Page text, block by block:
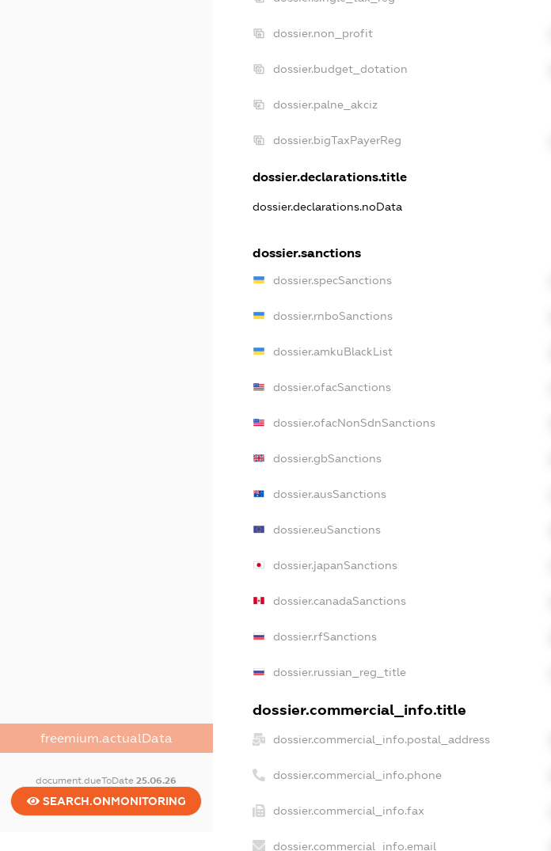
freemium.actualData
document.dueToDate25.06.26
SEARCH.ONMONITORING
dossier.non_profit
dossier.budget_dotation
dossier.palne_akciz
dossier.bigTaxPayerReg
dossier.declarations.title
dossier.declarations.noData
dossier.sanctions
dossier.specSanctions
dossier.rnboSanctions
dossier.amkuBlackList
dossier.ofacSanctions
dossier.ofacNonSdnSanctions
dossier.gbSanctions
dossier.ausSanctions
dossier.euSanctions
dossier.japanSanctions
dossier.canadaSanctions
dossier.rfSanctions
dossier.russian_reg_title
dossier.commercial_info.title
dossier.commercial_info.postal_address
dossier.commercial_info.phone
dossier.commercial_info.fax
dossier.commercial_info.email